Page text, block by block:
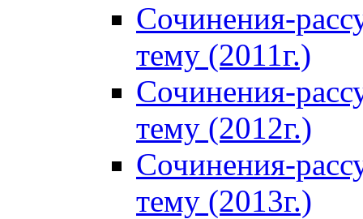
Сочинения-
тему (2011г.)
Сочинения-
тему (2012г.)
Сочинения-
тему (2013г.)